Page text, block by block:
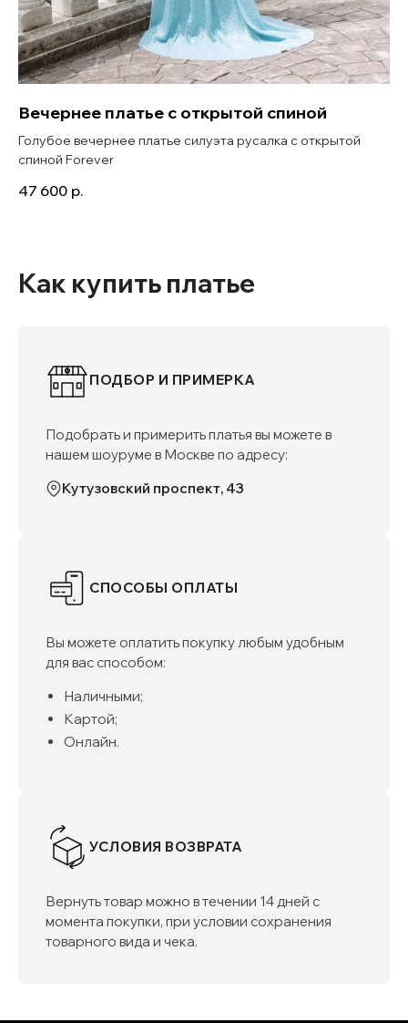
Вечернее платье с открытой спиной
Голубое вечернее платье силуэта русалка с открытой
спиной Forever
47 600 р.
Как купить платье
ПОДБОР И ПРИМЕРКА
Подобрать и примерить платья вы можете в
нашем шоуруме в Москве по адресу:
Кутузовский проспект, 43
СПОСОБЫ ОПЛАТЫ
Вы можете оплатить покупку любым удобным
для вас способом:
Наличными;
Картой;
Онлайн.
УСЛОВИЯ ВОЗВРАТА
Вернуть товар можно в течении 14 дней с
момента покупки, при условии сохранения
товарного вида и чека.